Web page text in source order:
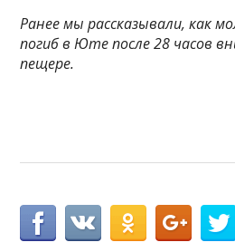
Ранее мы рассказывали, как
погиб в Юте после 28 часов
пещере.